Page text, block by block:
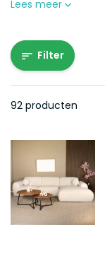
Lees meer
Filter
92 producten